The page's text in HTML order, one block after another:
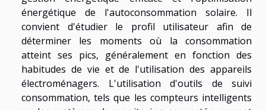
énergétique de l'autoconsommation solaire. Il
convient d'étudier le profil utilisateur afin de
déterminer les moments où la consommation
atteint ses pics, généralement en fonction des
habitudes de vie et de l'utilisation des appareils
électroménagers. L'utilisation d'outils de suivi
consommation, tels que les compteurs intelligents